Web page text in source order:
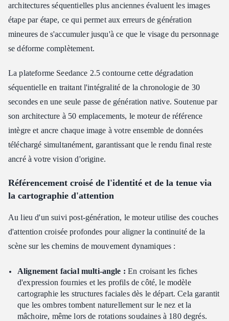
architectures séquentielles plus anciennes évaluent les images
étape par étape, ce qui permet aux erreurs de génération
mineures de s'accumuler jusqu'à ce que le visage du personnage
se déforme complètement.
La plateforme Seedance 2.5 contourne cette dégradation
séquentielle en traitant l'intégralité de la chronologie de 30
secondes en une seule passe de génération native. Soutenue par
son architecture à 50 emplacements, le moteur de référence
intègre et ancre chaque image à votre ensemble de données
téléchargé simultanément, garantissant que le rendu final reste
ancré à votre vision d'origine.
Référencement croisé de l'identité et de la tenue via
la cartographie d'attention
Au lieu d'un suivi post-génération, le moteur utilise des couches
d'attention croisée profondes pour aligner la continuité de la
scène sur les chemins de mouvement dynamiques :
Alignement facial multi-angle : En croisant les fiches
d'expression fournies et les profils de côté, le modèle
cartographie les structures faciales dès le départ. Cela garantit
que les ombres tombent naturellement sur le nez et la
mâchoire, même lors de rotations soudaines à 180 degrés.